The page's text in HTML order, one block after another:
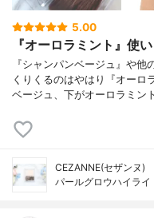
5.00
『オーロラミント』使
『シャンパンベージュ』や
くりくるのはやはり『オー
ベージュ、下がオーロラミン
CEZANNE(セザンヌ)
パールグロウハイライ